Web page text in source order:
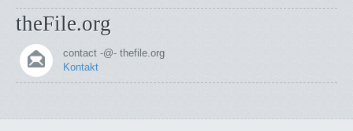
theFile.org
contact -@- thefile.org
Kontakt